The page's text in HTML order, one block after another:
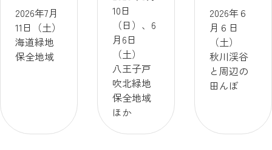
（土）
【実施：
海道緑地
保全地
2026年7月
11日（土）
海道緑地
保全地域
10日
（日）、6
月6日
（土）
八王子戸
吹北緑地
保全地域
ほか
6日（土）
【実施：
秋川渓
谷】
2026年６
月６日
（土）
秋川渓谷
と周辺の
田んぼ